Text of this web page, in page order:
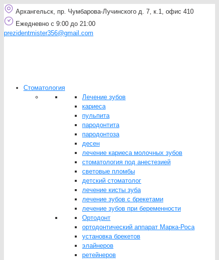
Архангельск, пр. Чумбарова-Лучинского д. 7, к.1, офис 410
Ежедневно с 9:00 до 21:00
prezidentmister356@gmail.com
Стоматология
Лечение зубов
кариеса
пульпита
пародонтита
пародонтоза
десен
лечение кариеса молочных зубов
стоматология под анестезией
световые пломбы
детский стоматолог
лечение кисты зуба
лечение зубов с брекетами
лечение зубов при беременности
Ортодонт
ортодонтический аппарат Марка-Роса
установка брекетов
элайнеров
ретейнеров